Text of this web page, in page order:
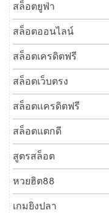
สล็อตยูฟ่า
สล็อตออนไลน์
สล็อตเครดิตฟรี
สล็อตเว็บตรง
สล็อตเเครดิตฟรี
สล็อตแตกดี
สูตรสล็อต
หวยฮิต88
เกมยิงปลา